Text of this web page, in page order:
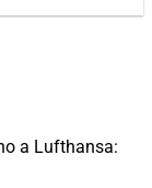
a Lufthansa: